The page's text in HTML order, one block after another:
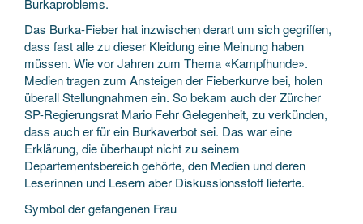
Das Burka-Fieber hat inzwischen derart um sich gegriffen,
dass fast alle zu dieser Kleidung eine Meinung haben
müssen. Wie vor Jahren zum Thema «Kampfhunde».
Medien tragen zum Ansteigen der Fieberkurve bei, holen
überall Stellungnahmen ein. So bekam auch der Zürcher
SP-Regierungsrat Mario Fehr Gelegenheit, zu verkünden,
dass auch er für ein Burkaverbot sei. Das war eine
Erklärung, die überhaupt nicht zu seinem
Departementsbereich gehörte, den Medien und deren
Leserinnen und Lesern aber Diskussionsstoff lieferte.
Symbol der gefangenen Frau